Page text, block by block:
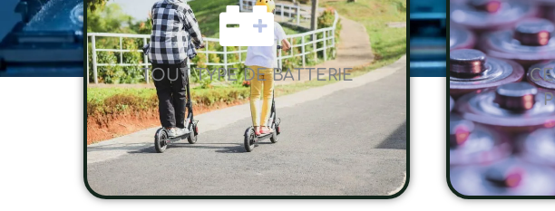
TOUT TYPE DE BATTERIE